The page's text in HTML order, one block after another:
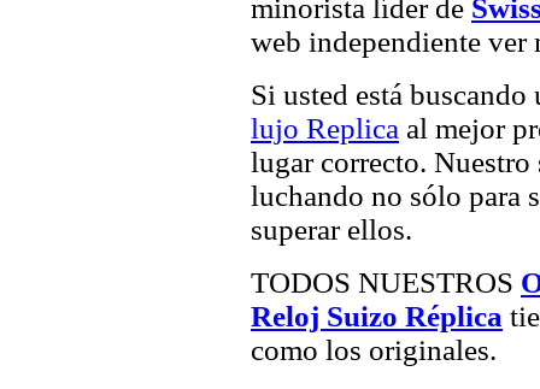
minorista líder de
web independiente ver
Si usted está
lujo Replica al mejor
lugar correcto. Nuestro
luchando no sólo para
superar ellos.
TODOS NUESTROS
Reloj Suizo Réplica
como los originales.